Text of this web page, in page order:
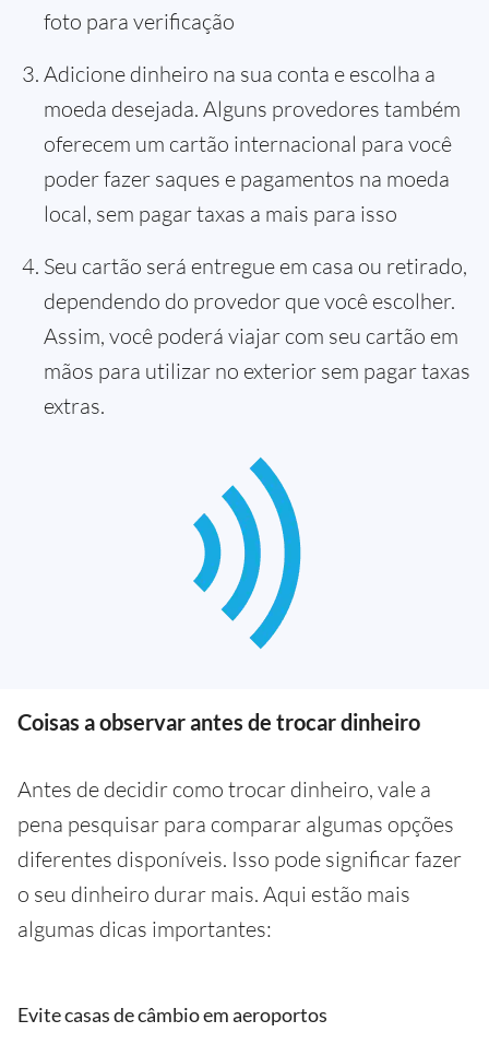
foto para verificação
Adicione dinheiro na sua conta e escolha a
moeda desejada. Alguns provedores também
oferecem um cartão internacional para você
poder fazer saques e pagamentos na moeda
local, sem pagar taxas a mais para isso
Seu cartão será entregue em casa ou retirado,
dependendo do provedor que você escolher.
Assim, você poderá viajar com seu cartão em
mãos para utilizar no exterior sem pagar taxas
extras.
Coisas a observar antes de trocar dinheiro
Antes de decidir como trocar dinheiro, vale a
pena pesquisar para comparar algumas opções
diferentes disponíveis. Isso pode significar fazer
o seu dinheiro durar mais. Aqui estão mais
algumas dicas importantes:
Evite casas de câmbio em aeroportos